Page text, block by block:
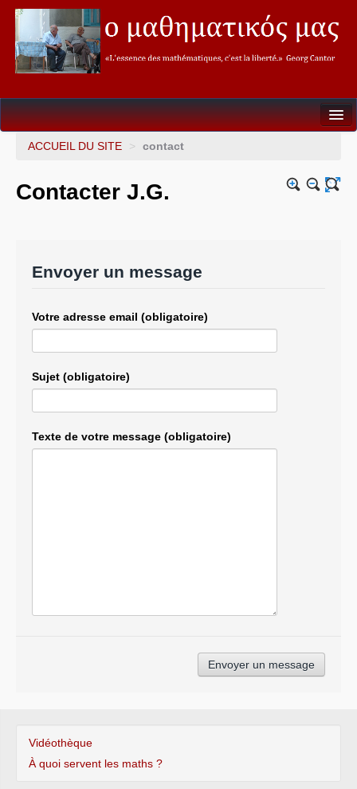
Seconde
La fureur des Maths
ACCUEIL DU SITE > contact
Contacter J.G.
Envoyer un message
Votre adresse email (obligatoire)
Sujet (obligatoire)
Texte de votre message (obligatoire)
Vidéothèque
À quoi servent les maths ?